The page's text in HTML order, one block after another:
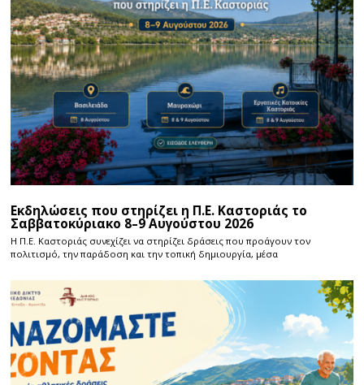
Εκδηλώσεις που στηρίζει η Π.Ε. Καστοριάς το
Σαββατοκύριακο 8–9 Αυγούστου 2026
Η Π.E. Καστοριάς συνεχίζει να στηρίζει δράσεις που προάγουν τον
πολιτισμό, την παράδοση και την τοπική δημιουργία, μέσα